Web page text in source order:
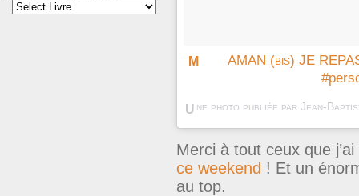
MAMAN (bis) JE REPASSE DANS LE PROGRÈS (bis)
U ne photo publiée par Jean-
Merci à tout ceux que
ce weekend ! Et un
au top.